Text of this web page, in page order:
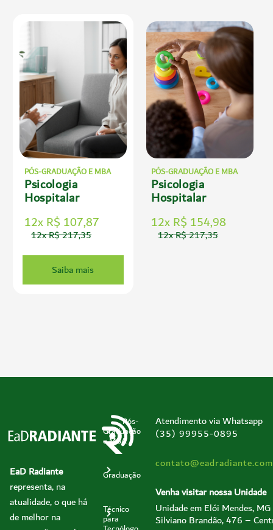
PÓS-GRADUAÇÃO E MBA
Psicologia
Hospitalar
12x R$ 107,87
12x R$ 217,35
Saiba mais
PÓS-GRADUAÇÃO E MBA
Psicologia
Hospitalar
12x R$ 154,98
12x R$ 217,35
EaD Radiante
representa, na
atualidade, o que há
de melhor na
Pós-
Graduação
e MBA
Graduação
Técnico
para
Atendimento via Whatsapp
(35) 99955-0895
Venha visitar nossa Unidade
Unidade em Elói Mendes, MG
Silviano Brandão, 476 –